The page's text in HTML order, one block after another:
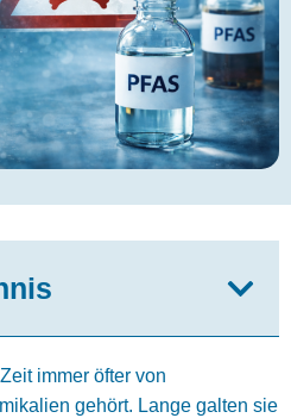
immer öfter von
gehört. Lange galten sie